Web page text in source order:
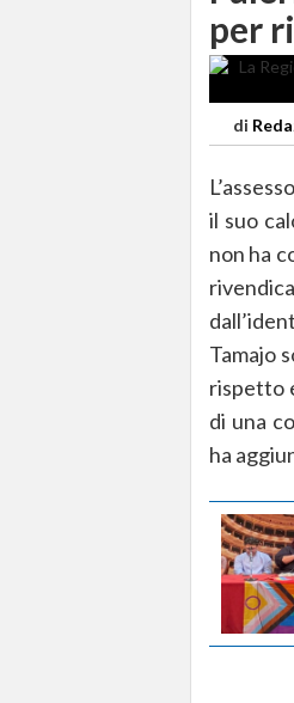
per
di
il suo
non ha
Tamajo
rispetto
di una
ha